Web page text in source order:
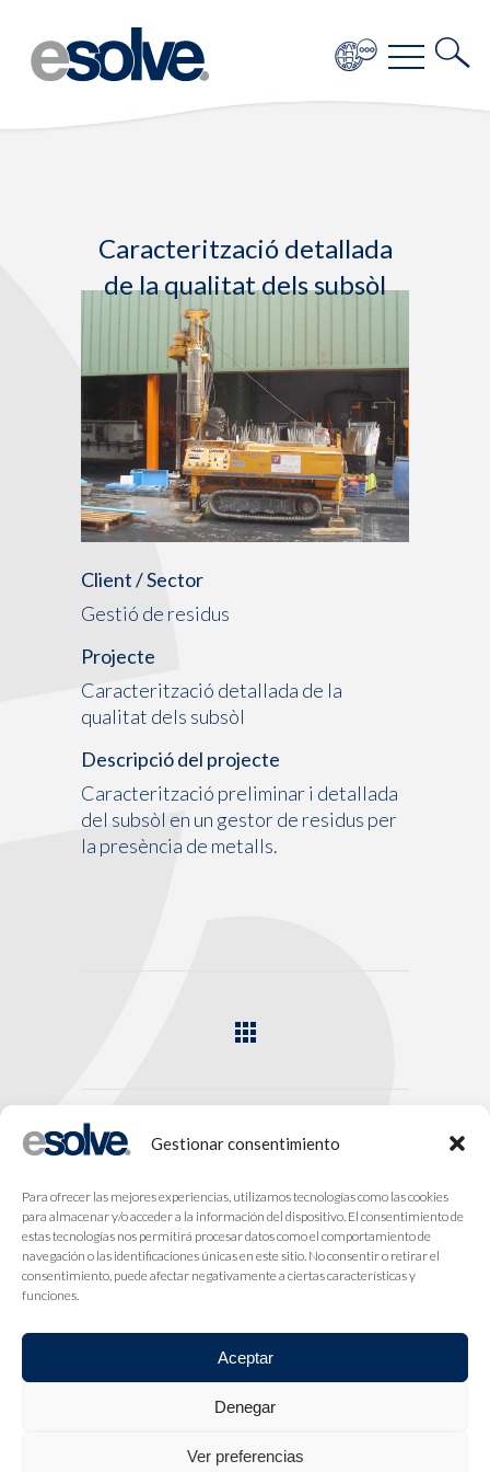
Gestionar consentimiento
Para ofrecer las mejores experiencias, utilizamos tecnologías como las cookies
para almacenar y/o acceder a la información del dispositivo. El consentimiento de
estas tecnologías nos permitirá procesar datos como el comportamiento de
navegación o las identificaciones únicas en este sitio. No consentir o retirar el
consentimiento, puede afectar negativamente a ciertas características y
funciones.
Aceptar
Denegar
Ver preferencias
Caracterització detallada
de la qualitat dels subsòl
Client / Sector
Gestió de residus
Projecte
Caracterització detallada de la
qualitat dels subsòl
Descripció del projecte
Caracterització preliminar i detallada
del subsòl en un gestor de residus per
la presència de metalls.